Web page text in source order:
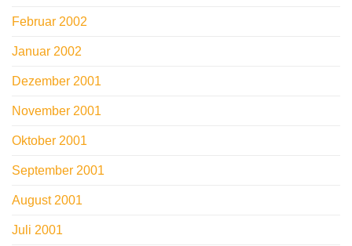
Februar 2002
Januar 2002
Dezember 2001
November 2001
Oktober 2001
September 2001
August 2001
Juli 2001